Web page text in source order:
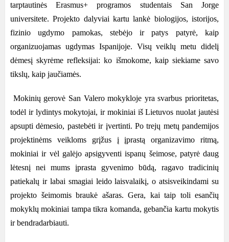
tarptautinės Erasmus+ programos studentais San Jorge
universitete. Projekto dalyviai kartu lankė biologijos, istorijos,
fizinio ugdymo pamokas, stebėjo ir patys patyrė, kaip
organizuojamas ugdymas Ispanijoje. Visų veiklų metu didelį
dėmesį skyrėme refleksijai: ko išmokome, kaip siekiame savo
tikslų, kaip jaučiamės.
Mokinių gerovė San Valero mokykloje yra svarbus prioritetas,
todėl ir lydintys mokytojai, ir mokiniai iš Lietuvos nuolat jautėsi
apsupti dėmesio, pastebėti ir įvertinti. Po trejų metų pandemijos
projektinėms veikloms grįžus į įprastą organizavimo ritmą,
mokiniai ir vėl galėjo apsigyventi ispanų šeimose, patyrė daug
lėtesnį nei mums įprasta gyvenimo būdą, ragavo tradicinių
patiekalų ir labai smagiai leido laisvalaikį, o atsisveikindami su
projekto šeimomis braukė ašaras. Gera, kai taip toli esančių
mokyklų mokiniai tampa tikra komanda, gebančia kartu mokytis
ir bendradarbiauti.